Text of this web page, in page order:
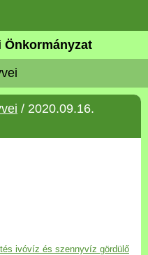
Önkormányzat
/ 2020.09.16.
ivóvíz és szennyvíz gördülő